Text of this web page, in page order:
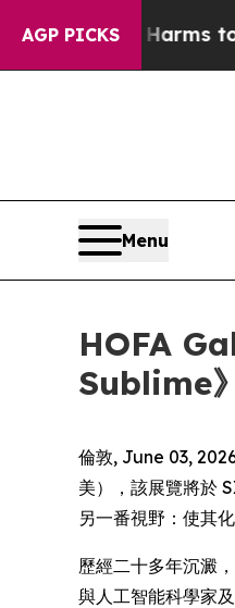
AGP PICKS
to Abate Harms to
Menu
HOFA
Sublime
倫敦, June 03,
美），該展覽將於
另一番視野：使其
歷經二十多年沉澱
與人工智能科學家